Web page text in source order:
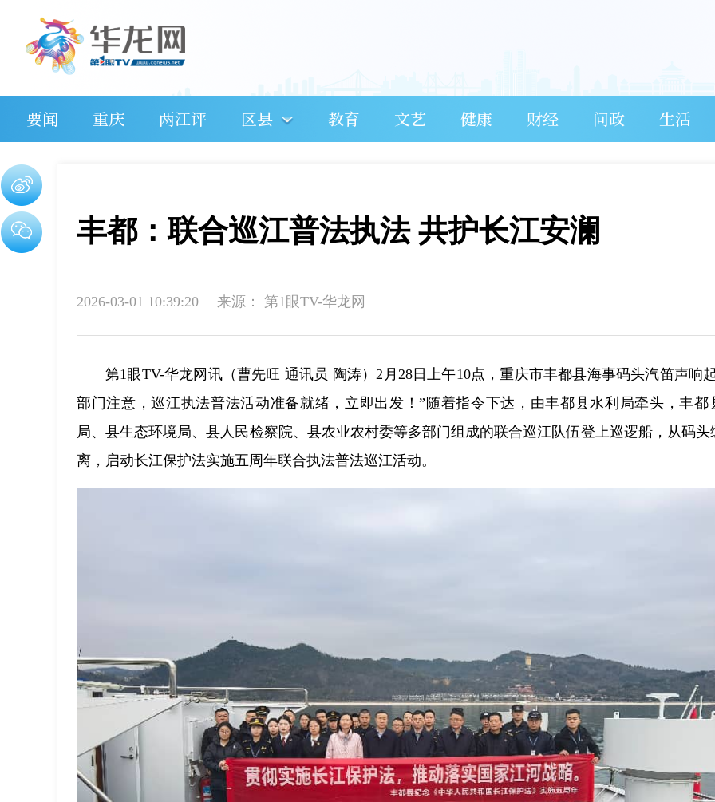
要闻 重庆 两江评 区县 教育 文艺 健康 财经 问政 生活
丰都：联合巡江普法执法 共护长江安澜
2026-03-01 10:39:20 来源： 第1眼TV-华龙网
第1眼TV-华龙网讯（曹先旺 通讯员 陶涛）2月28日上午10点，重庆市丰都县海事码头汽笛声响
部门注意，巡江执法普法活动准备就绪，立即出发！”随着指令下达，由丰都县水利局牵头，丰都
局、县生态环境局、县人民检察院、县农业农村委等多部门组成的联合巡江队伍登上巡逻船，从码头
离，启动长江保护法实施五周年联合执法普法巡江活动。